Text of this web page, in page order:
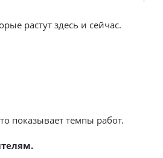
растут здесь и сейчас.
показывает темпы работ.